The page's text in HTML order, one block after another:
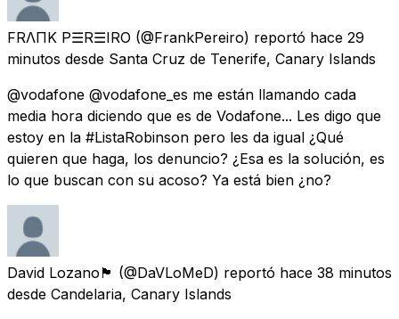
FRΛПK P☰R☰IRO (@FrankPereiro) reportó hace 29
minutos desde Santa Cruz de Tenerife, Canary Islands
@vodafone @vodafone_es me están llamando cada
media hora diciendo que es de Vodafone... Les digo que
estoy en la #ListaRobinson pero les da igual ¿Qué
quieren que haga, los denuncio? ¿Esa es la solución, es
lo que buscan con su acoso? Ya está bien ¿no?
David Lozano🏴󠁧󠁢󠁳󠁣󠁴󠁿 (@DaVLoMeD) reportó hace 38 minutos
desde Candelaria, Canary Islands